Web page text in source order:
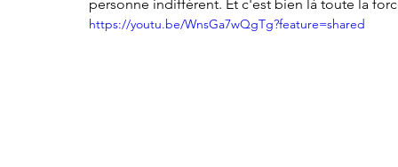
personne indifférent. Et c'est bien là toute la
https://youtu.be/WnsGa7wQgTg?feature=shared